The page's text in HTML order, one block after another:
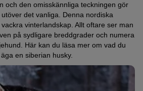
och den omisskännliga teckningen gör
det vanliga. Denna nordiska
vinterlandskap. Allt oftare ser man
på sydligare breddgrader och numera
Här kan du läsa mer om vad du
en siberian husky.